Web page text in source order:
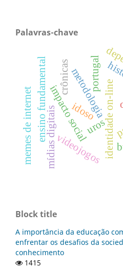
Palavras-chave
idoso identidade on-line
metodologia
impacto social
ensino fundamental
memes de internet mídias digitais uros
crônicas
videojogos
portugal
Block title
A importância da educação
enfrentar os desafios da
conhecimento
1415